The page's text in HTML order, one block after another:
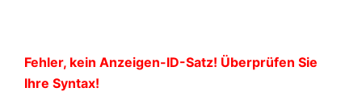
Fehler, kein Anzeigen-ID-Satz! Überprüfen Sie
Ihre Syntax!